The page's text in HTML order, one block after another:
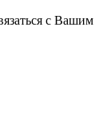
с Вашим